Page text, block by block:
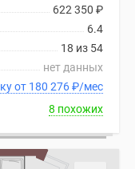
622 350 ₽
6.4
18 из 54
нет данных
В ипотеку от 180 276₽/мес
8 похожих